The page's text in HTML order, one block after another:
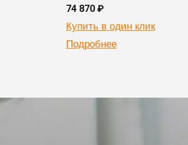
74 870 ₽
Купить в один клик
Подробнее